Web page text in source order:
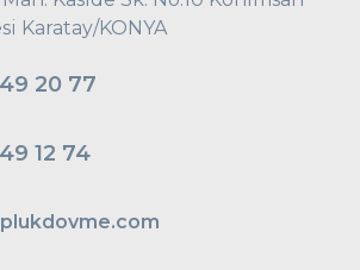
Karatay/KONYA
20 77
12 74